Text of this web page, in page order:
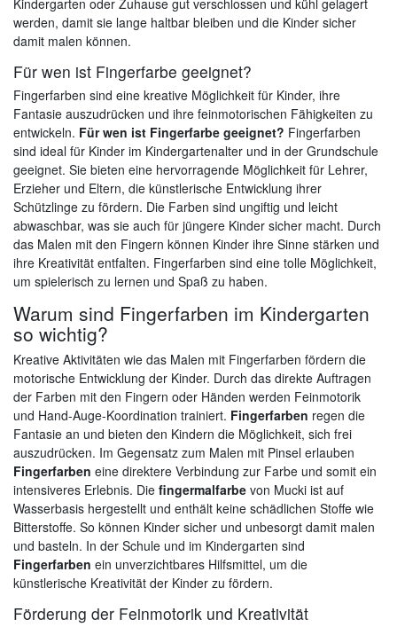
Kindergarten oder Zuhause gut verschlossen und kühl gelagert
werden, damit sie lange haltbar bleiben und die Kinder sicher
damit malen können.
Für wen ist Fingerfarbe geeignet?
Fingerfarben sind eine kreative Möglichkeit für Kinder, ihre
Fantasie auszudrücken und ihre feinmotorischen Fähigkeiten zu
entwickeln. Für wen ist Fingerfarbe geeignet? Fingerfarben
sind ideal für Kinder im Kindergartenalter und in der Grundschule
geeignet. Sie bieten eine hervorragende Möglichkeit für Lehrer,
Erzieher und Eltern, die künstlerische Entwicklung ihrer
Schützlinge zu fördern. Die Farben sind ungiftig und leicht
abwaschbar, was sie auch für jüngere Kinder sicher macht. Durch
das Malen mit den Fingern können Kinder ihre Sinne stärken und
ihre Kreativität entfalten. Fingerfarben sind eine tolle Möglichkeit,
um spielerisch zu lernen und Spaß zu haben.
Warum sind Fingerfarben im Kindergarten
so wichtig?
Kreative Aktivitäten wie das Malen mit Fingerfarben fördern die
motorische Entwicklung der Kinder. Durch das direkte Auftragen
der Farben mit den Fingern oder Händen werden Feinmotorik
und Hand-Auge-Koordination trainiert. Fingerfarben regen die
Fantasie an und bieten den Kindern die Möglichkeit, sich frei
auszudrücken. Im Gegensatz zum Malen mit Pinsel erlauben
Fingerfarben eine direktere Verbindung zur Farbe und somit ein
intensiveres Erlebnis. Die fingermalfarbe von Mucki ist auf
Wasserbasis hergestellt und enthält keine schädlichen Stoffe wie
Bitterstoffe. So können Kinder sicher und unbesorgt damit malen
und basteln. In der Schule und im Kindergarten sind
Fingerfarben ein unverzichtbares Hilfsmittel, um die
künstlerische Kreativität der Kinder zu fördern.
Förderung der Feinmotorik und Kreativität